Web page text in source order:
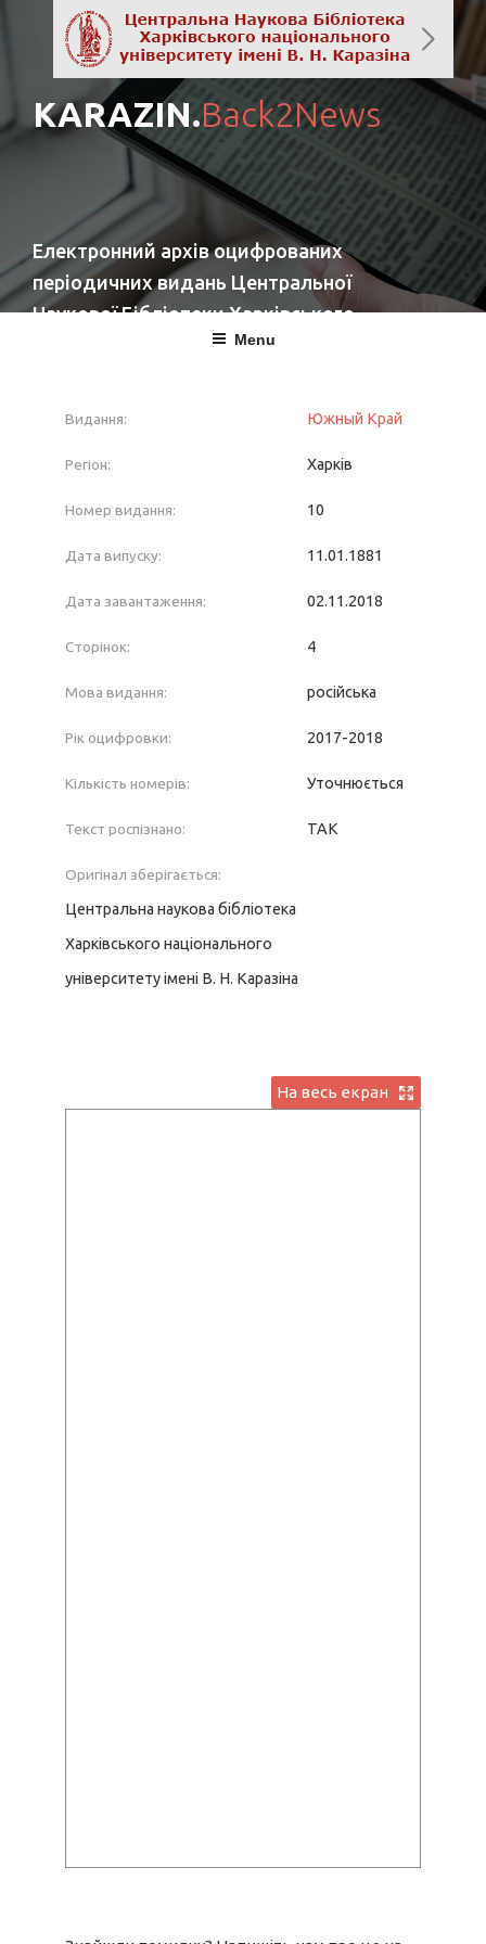
KARAZIN.Back2News
Електронний архів оцифрованих
періодичних видань Центральної
Наукової Бібліотеки Харківського
національного університету імені
повернутись
Menu
Видання: Южный Край
Регіон: Харків
Номер видання: 10
Дата випуску: 11.01.1881
Дата завантаження: 02.11.2018
Сторінок: 4
Мова видання: російська
Рік оцифровки: 2017-2018
Кількість номерів: Уточнюється
Текст роспізнано: ТАК
Оригінал зберігається:
Центральна наукова бібліотека
Харківського національного
університету імені В. Н. Каразіна
На весь екран